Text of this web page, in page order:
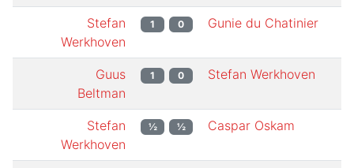
Stefan
Werkhoven
1 0 Gunie du Chatinier
Guus
Beltman
1 0 Stefan Werkhoven
Stefan
Werkhoven
½ ½ Caspar Oskam